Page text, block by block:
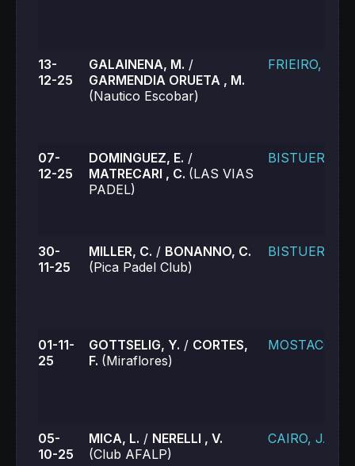
13-
12-25
GALAINENA, M. /
GARMENDIA ORUETA , M.
(Nautico Escobar)
FRIEIRO, L.
07-
12-25
DOMINGUEZ, E. /
MATRECARI , C. (LAS VIAS
PADEL)
BISTUER, K.
30-
11-25
MILLER, C. / BONANNO, C.
(Pica Padel Club)
BISTUER, K.
01-11-
25
GOTTSELIG, Y. / CORTES,
F. (Miraflores)
MOSTACCIO,
05-
10-25
MICA, L. / NERELLI , V.
(Club AFALP)
CAIRO, J.